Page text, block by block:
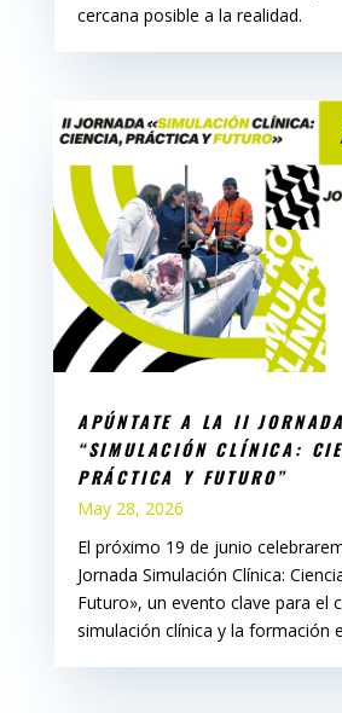
cercana posible a la realidad.
APÚNTATE A LA II JORNADA
“SIMULACIÓN CLÍNICA:
PRÁCTICA Y FUTURO”
May 28, 2026
El próximo 19 de junio
Jornada Simulación Clínica:
Futuro», un evento clave para el
simulación clínica y la formación